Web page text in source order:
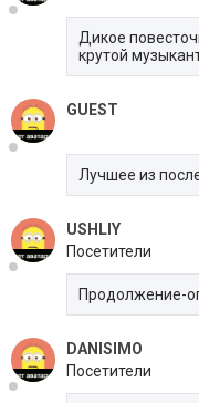
Дикое
крутой
GUEST
Лучшее из
USHLIY
Посетители
Продолжение-
DANISIMO
Посетители